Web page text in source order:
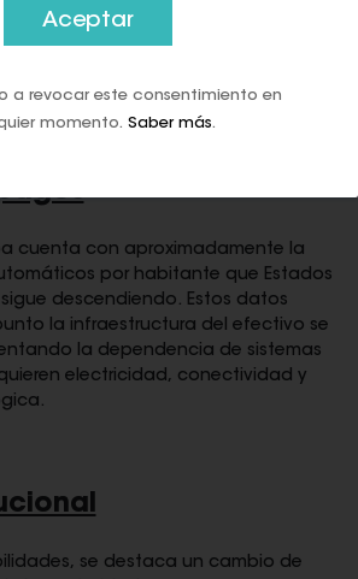
la presión hacia la digitalización es
cuenta con aproximadamente la
por habitante que Estados
sigue descendiendo. Estos datos
la infraestructura del efectivo se
la dependencia de sistemas
electricidad, conectividad y
se destaca un cambio de
Aceptar
a revocar este consentimiento en
momento. Saber más.